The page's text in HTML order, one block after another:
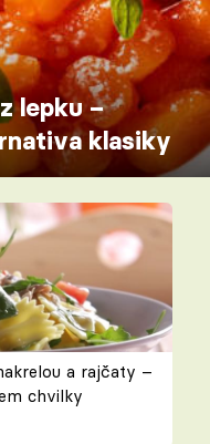
lepku –
klasiky
a rajčaty –
chvilky